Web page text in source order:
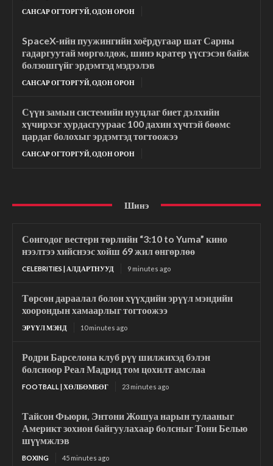
САНСАР ОГТОРГУЙ, ОДОН ОРОН
SpaceX-ийн пуужингийн хоёрдугаар шат Сарны
гадаргуутай мөргөлдөж, шинэ кратер үүсгэсэн байж
болзошгүйг эрдэмтэд мэдээлэв
САНСАР ОГТОРГУЙ, ОДОН ОРОН
Сүүн замын системийн нууцлаг биет дэлхийн
хүчирхэг хурдасгуураас 100 дахин хүчтэй бөөмс
цардаг болохыг эрдэмтэд тогтоожээ
САНСАР ОГТОРГУЙ, ОДОН ОРОН
Шинэ
Сонгодог вестерн төрлийн “3:10 to Yuma” кино
нээлтээ хийснээс хойш 69 жил өнгөрлөө
CELEBRITIES | АЛДАРТНУУД 9 minutes ago
Төрсөн дараалал болон хүүхдийн эрүүл мэндийн
хоорондын хамаарлыг тогтоожээ
ЭРҮҮЛ МЭНД 10 minutes ago
Родри Барселона клуб рүү шилжихэд бэлэн
болсноор Реал Мадрид том цохилт амслаа
FOOTBALL | ХӨЛБӨМБӨГ 23 minutes ago
Тайсон Фьюри, Энтони Жошуа нарын тулааныг
Америкт зохион байгуулахаар болсныг Тони Белью
шүүмжлэв
BOXING 45 minutes ago